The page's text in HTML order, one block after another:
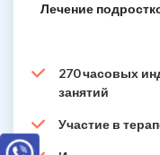
Лечение
270 часовых
занятий
Участие в